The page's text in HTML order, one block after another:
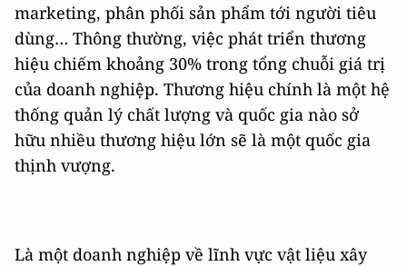
marketing, phân phối sản phẩm tới người tiêu
dùng… Thông thường, việc phát triển thương
hiệu chiếm khoảng 30% trong tổng chuỗi giá trị
của doanh nghiệp. Thương hiệu chính là một hệ
thống quản lý chất lượng và quốc gia nào sở
hữu nhiều thương hiệu lớn sẽ là một quốc gia
thịnh vượng.
Là một doanh nghiệp về lĩnh vực vật liệu xây